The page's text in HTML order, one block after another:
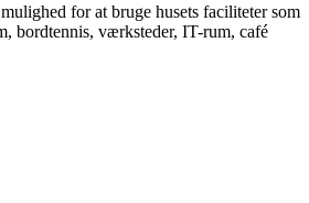
for at bruge husets faciliteter som
bordtennis, værksteder, IT-rum, café